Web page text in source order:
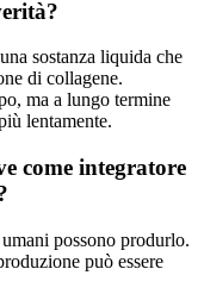
sostanza liquida che
di collagene.
ma a lungo termine
lentamente.
come integratore
possono produrlo.
può essere